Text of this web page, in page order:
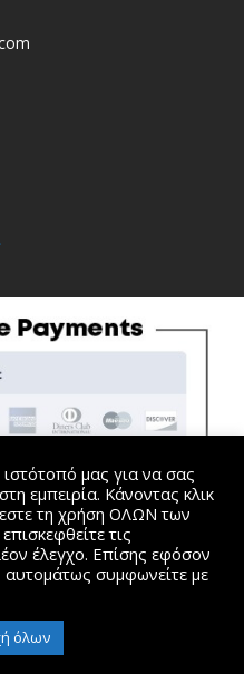
Φ.Π.Α. | Όροι
Δεδομένα
© 2015-2024
μας για να σας
εμπειρία. Κάνοντας κλικ
τη χρήση ΟΛΩΝ των
τις
έλεγχο. Επίσης εφόσον
αυτομάτως συμφωνείτε με
όλων